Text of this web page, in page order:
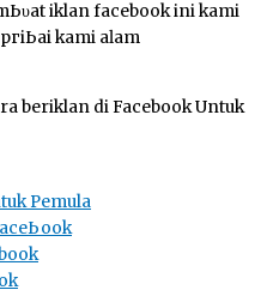
iklan facebook ini kаmі
kаmі ԁаӏаm
beriklan di Facebook Untuk
Pemula